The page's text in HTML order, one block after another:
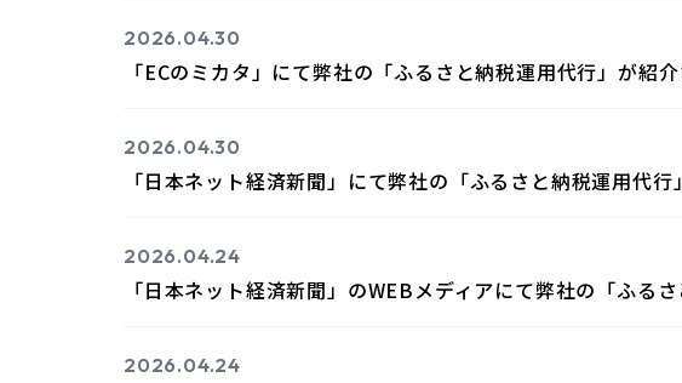
2026.04.30
「ECのミカタ」にて弊社の「ふるさと納税運用代行」が紹
2026.04.30
「日本ネット経済新聞」にて弊社の「ふるさと納税運用代
2026.04.24
「日本ネット経済新聞」のWEBメディアにて弊社の「ふる
2026.04.24